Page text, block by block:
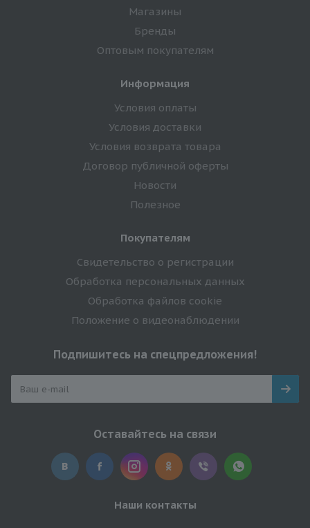
Магазины
Бренды
Оптовым покупателям
Информация
Условия оплаты
Условия доставки
Условия возврата товара
Договор публичной оферты
Новости
Полезное
Покупателям
Свидетельство о регистрации
Обработка персональных данных
Обработка файлов cookie
Положение о видеонаблюдении
Подпишитесь на спецпредложения!
Оставайтесь на связи
Наши контакты